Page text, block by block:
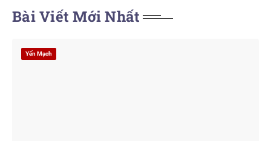
Bài Viết Mới Nhất
Yến Mạch